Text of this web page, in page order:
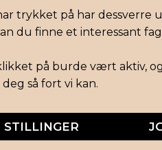
trykket på har dessverre
du finne et interessant
på burde vært aktiv,
så fort vi kan.
STILLINGER